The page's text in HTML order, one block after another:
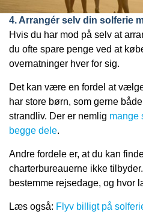
4. Arrangér selv din solferie
Hvis du har mod på selv at
du ofte spare penge ved at
overnatninger hver for sig.
Det kan være en fordel at
har store børn, som gerne
strandliv. Der er nemlig mange
begge dele.
Andre fordele er, at du kan
charterbureauerne ikke
bestemme rejsedage, og
Læs også: Flyv billigt på